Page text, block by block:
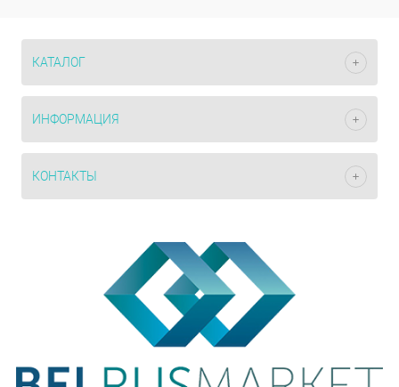
КАТАЛОГ
ИНФОРМАЦИЯ
КОНТАКТЫ